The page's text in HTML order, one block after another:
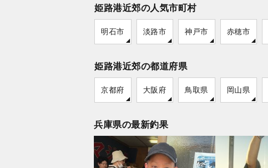
姫路港近郊の人気市町村
明石市 淡路市 神戸市 赤穂市
姫路港近郊の都道府県
京都府 大阪府 鳥取県 岡山県
兵庫県の最新釣果